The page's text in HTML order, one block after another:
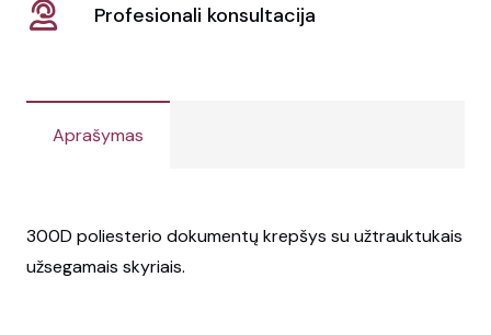
Profesionali konsultacija
Aprašymas
300D poliesterio dokumentų krepšys su užtrauktukais
užsegamais skyriais.